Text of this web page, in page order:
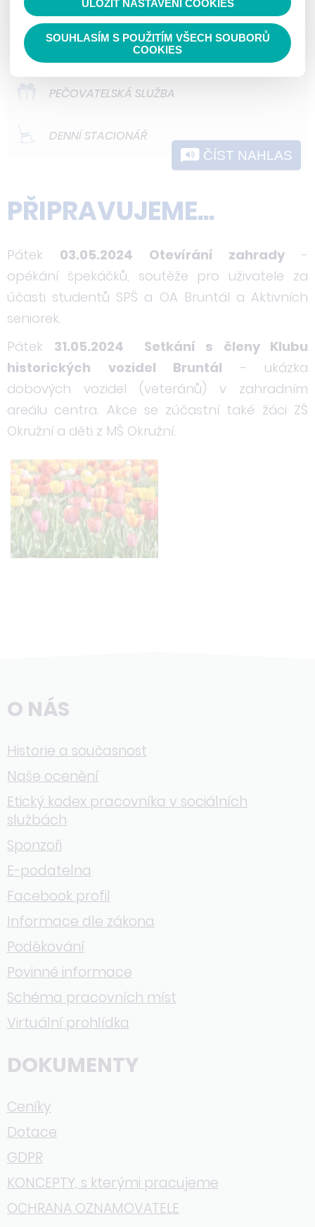
ODLEHČOVACÍ SLUŽBY
DOMOVY PRO OSOBY SE ZDRAVOTNÍM
POSTIŽENÍM
PEČOVATELSKÁ SLUŽBA
DENNÍ STACIONÁŘ
ČÍST NAHLAS
PŘIPRAVUJEME...
Pátek 03.05.2024 Otevírání zahrady -
opékání špekáčků, soutěže pro uživatele za
účasti studentů SPŠ a OA Bruntál a Aktivních
seniorek.
Pátek 31.05.2024 Setkání s členy Klubu
historických vozidel Bruntál - ukázka
dobových vozidel (veteránů) v zahradním
areálu centra. Akce se zúčastní také žáci ZŠ
Okružní a děti z MŠ Okružní.
O NÁS
Historie a současnost
Naše ocenění
Etický kodex pracovníka v sociálních
službách
Sponzoři
E-podatelna
Facebook profil
Informace dle zákona
Poděkování
Povinné informace
Schéma pracovních míst
Virtuální prohlídka
DOKUMENTY
Ceníky
Dotace
GDPR
KONCEPTY, s kterými pracujeme
OCHRANA OZNAMOVATELE
nedokážeme zjistit navštívené odkazy,
prohlížené zboží apod.
ULOŽIT NASTAVENÍ COOKIES
SOUHLASÍM S POUŽITÍM VŠECH SOUBORŮ
COOKIES